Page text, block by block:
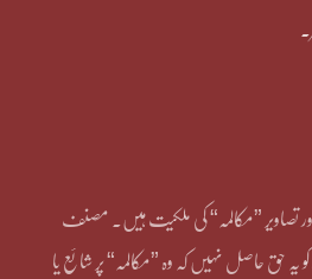
اور تصاویر ”مکالمہ“ کی ملکیت ہیں۔ مصنف
یہ حق حاصل نہیں کہ وہ ”مکالمہ“ پر شائع یا